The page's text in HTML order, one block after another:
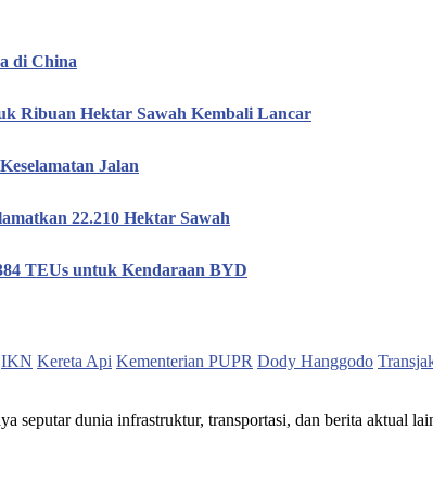
di China
Ribuan Hektar Sawah Kembali Lancar
Jalan
22.210 Hektar Sawah
TEUs untuk Kendaraan BYD
IKN Kereta Api Kementerian PUPR Dody Hanggodo
seputar dunia infrastruktur, transportasi, dan berita aktual